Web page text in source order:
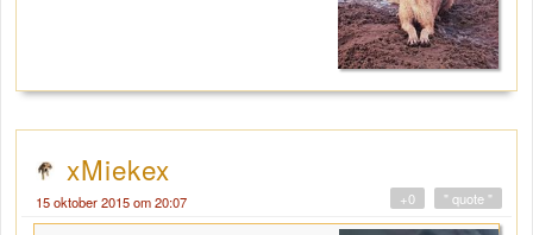
xMiekex
15 oktober 2015 om 20:07 " quote "
+0